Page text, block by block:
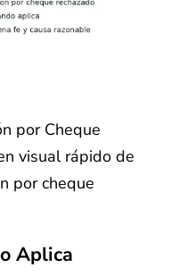
por Cheque
visual rápido de
por cheque
Aplica